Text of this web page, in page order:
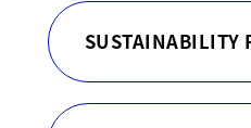
SUSTAINABILITY